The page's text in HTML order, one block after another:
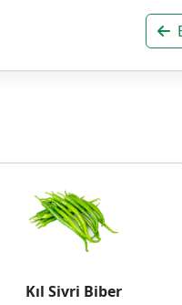
Kıl Sivri Biber